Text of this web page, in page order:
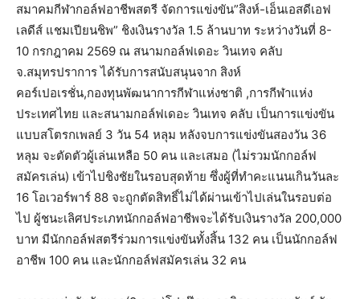
สมาคมกีฬากอล์ฟอาชีพสตรี จัดการแข่งขัน”สิงห์-เอ็นเอสดีเอฟ
เลดีส์ แชมเปียนชิพ” ชิงเงินรางวัล 1.5 ล้านบาท ระหว่างวันที่ 8-
10 กรกฎาคม 2569 ณ สนามกอล์ฟเดอะ วินเทจ คลับ
จ.สมุทรปราการ ได้รับการสนับสนุนจาก สิงห์
คอร์เปอเรชั่น,กองทุนพัฒนาการกีฬาแห่งชาติ ,การกีฬาแห่ง
ประเทศไทย และสนามกอล์ฟเดอะ วินเทจ คลับ เป็นการแข่งขัน
แบบสโตรกเพลย์ 3 วัน 54 หลุม หลังจบการแข่งขันสองวัน 36
หลุม จะตัดตัวผู้เล่นเหลือ 50 คน และเสมอ (ไม่รวมนักกอล์ฟ
สมัครเล่น) เข้าไปชิงชัยในรอบสุดท้าย ซึ่งผู้ที่ทำคะแนนเกินวันละ
16 โอเวอร์พาร์ 88 จะถูกตัดสิทธิ์ไม่ได้ผ่านเข้าไปเล่นในรอบต่อ
ไป ผู้ชนะเลิศประเภทนักกอล์ฟอาชีพจะได้รับเงินรางวัล 200,000
บาท มีนักกอล์ฟสตรีร่วมการแข่งขันทั้งสิ้น 132 คน เป็นนักกอล์ฟ
อาชีพ 100 คน และนักกอล์ฟสมัครเล่น 32 คน